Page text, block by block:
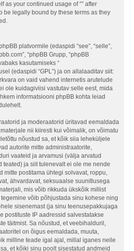
as your continued usage of “” after
be legally bound by these terms as they
platvormile (edaspidi “see”, “selle”,
“phpBB Grupp, “phpBB
kasutamiseks “
(edaspidi “GPL”) ja on allalaaditav siit:
on vaid vahend internetis arutelude
ole kuidagiviisi vastutav selle eest, mida
informatsiooni phpBB kohta leiad
ja moderaatorid üritavad eemaldada
nii kiiresti kui võimalik, on võimatu
nõustud sa, et kõik siia leheküljele
autorite mitte administraatorite,
vaateid ja arvamusi (välja arvatud
teated) ja siit tulenevalt ei ole me nende
mitte postitama ühtegi solvavat, roppu,
ähvardavat, seksuaalse suunitlusega
mis võib rikkuda ükskõik millist
võib põhjustada sinu kohese ning
sisenemast (ja sinu teenusepakkujaga
postituste IP aadressid salvestatakse
täitmist. Sa nõustud, et veebihalduril,
on õigus eemaldada, muuta,
milline teade igal ajal, millal iganes neile
et kõiki sinu poolt sisestatud andmeid